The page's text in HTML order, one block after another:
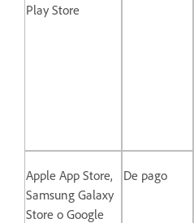
Play Store
Apple App Store,
Samsung Galaxy
Store o Google
De pago